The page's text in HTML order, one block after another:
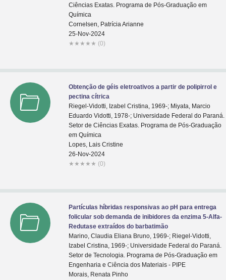
Ciências Exatas. Programa de Pós-Graduação em
Química
Cornelsen, Patrícia Arianne
25-Nov-2024
★ ★ ★ ★ ★ (0)
Obtenção de géis eletroativos a partir de polipirrol e
pectina cítrica
Riegel-Vidotti, Izabel Cristina, 1969-; Miyata, Marcio
Eduardo Vidotti, 1978-; Universidade Federal do Paraná.
Setor de Ciências Exatas. Programa de Pós-Graduação
em Química
Lopes, Lais Cristine
26-Nov-2024
★ ★ ★ ★ ★ (0)
Partículas híbridas responsivas ao pH para entrega
folicular sob demanda de inibidores da enzima 5-Alfa-
Redutase extraídos do barbatimão
Marino, Claudia Eliana Bruno, 1969-; Riegel-Vidotti,
Izabel Cristina, 1969-; Universidade Federal do Paraná.
Setor de Tecnologia. Programa de Pós-Graduação em
Engenharia e Ciência dos Materiais - PIPE
Morais, Renata Pinho